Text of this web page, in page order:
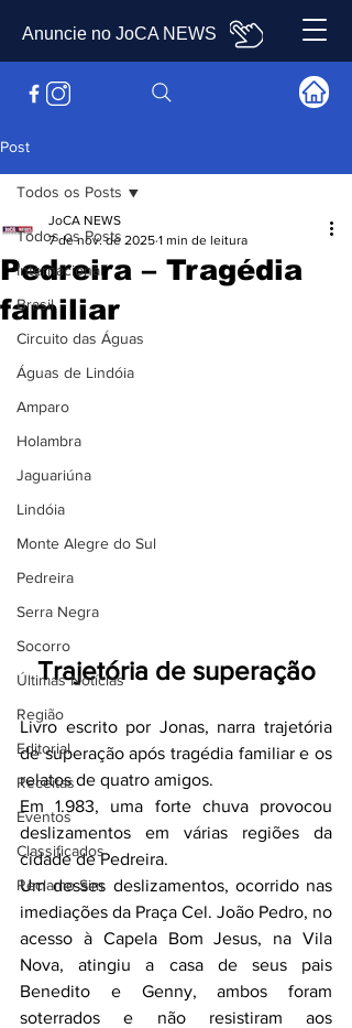
Anuncie no JoCA NEWS
Post
Todos os Posts
Internacional
Brasil
Circuito das Águas
Águas de Lindóia
Amparo
Holambra
Jaguariúna
Lindóia
Monte Alegre do Sul
Pedreira
Serra Negra
Socorro
Últimas Notícias
Região
Editorial
Receitas
Eventos
Classificados
Reclamo Sim
Todos os Posts
Pedreira – Tragédia
familiar
JoCA NEWS
7 de nov. de 2025 1 min de leitura
Trajetória de superação
Livro escrito por Jonas, narra trajetória
de superação após tragédia familiar e os
relatos de quatro amigos.
Em 1.983, uma forte chuva provocou
deslizamentos em várias regiões da
cidade de Pedreira.
Um desses deslizamentos, ocorrido nas
imediações da Praça Cel. João Pedro, no
acesso à Capela Bom Jesus, na Vila
Nova, atingiu a casa de seus pais
Benedito e Genny, ambos foram
soterrados e não resistiram aos